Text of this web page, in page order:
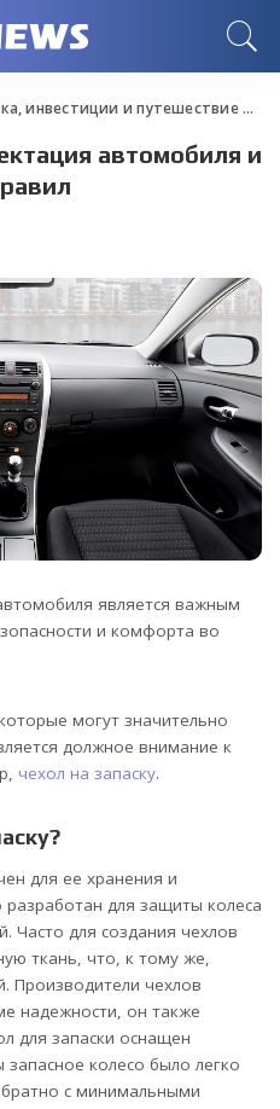
инвестиции и путешествие>
автомобиля и
является важным
и комфорта во
могут значительно
должное внимание к
чехол на запаску.
для ее хранения и
для защиты колеса
Часто для создания чехлов
ткань, что, к тому же,
Производители чехлов
надежности, он также
для запаски оснащен
колесо было легко
с минимальными